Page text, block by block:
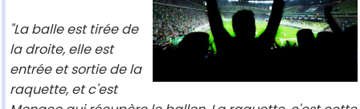
"La balle est tirée de
la droite, elle est
entrée et sortie de la
raquette, et c'est